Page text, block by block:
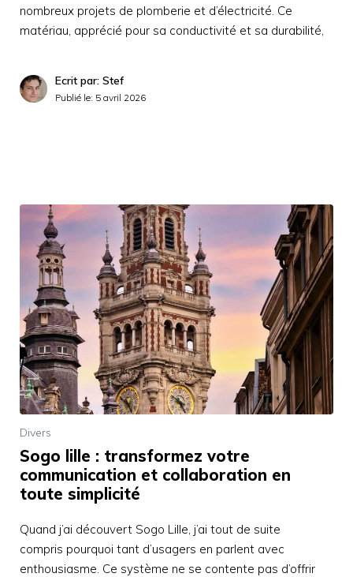
nombreux projets de plomberie et d’électricité. Ce
matériau, apprécié pour sa conductivité et sa durabilité,
Ecrit par: Stef
Publié le: 5 avril 2026
Divers
Sogo lille : transformez votre
communication et collaboration en
toute simplicité
Quand j’ai découvert Sogo Lille, j’ai tout de suite
compris pourquoi tant d’usagers en parlent avec
enthousiasme. Ce système ne se contente pas d’offrir